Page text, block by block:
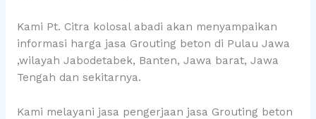
Kami Pt. Citra kolosal abadi akan menyampaikan
informasi harga jasa Grouting beton di Pulau Jawa
,wilayah Jabodetabek, Banten, Jawa barat, Jawa
Tengah dan sekitarnya.
Kami melayani jasa pengerjaan jasa Grouting beton